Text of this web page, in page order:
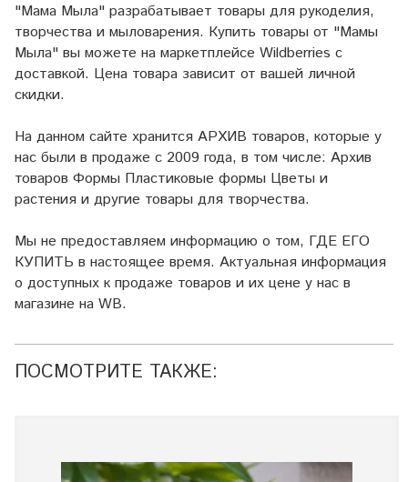
"Мама Мыла" разрабатывает товары для рукоделия,
творчества и мыловарения. Купить товары от "Мамы
Мыла" вы можете на маркетплейсе Wildberries с
доставкой. Цена товара зависит от вашей личной
скидки.
На данном сайте хранится АРХИВ товаров, которые у
нас были в продаже с 2009 года, в том числе: Архив
товаров Формы Пластиковые формы Цветы и
растения и другие товары для творчества.
Мы не предоставляем информацию о том, ГДЕ ЕГО
КУПИТЬ в настоящее время. Актуальная информация
о доступных к продаже товаров и их цене у нас в
магазине на WB.
ПОСМОТРИТЕ ТАКЖЕ: